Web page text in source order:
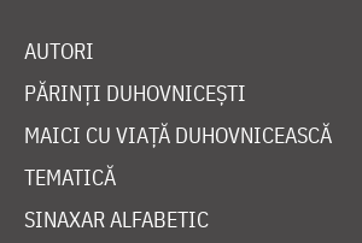
AUTORI
PĂRINȚI DUHOVNICEȘTI
MAICI CU VIAȚĂ DUHOVNICEASCĂ
TEMATICĂ
SINAXAR ALFABETIC